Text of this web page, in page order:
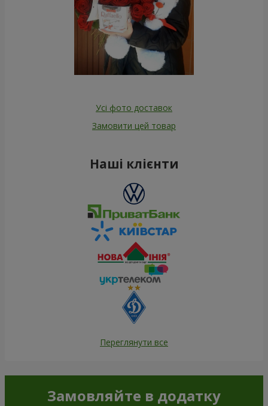
Усі фото доставок
Замовити цей товар
Наші клієнти
Переглянути все
Замовляйте в додатку